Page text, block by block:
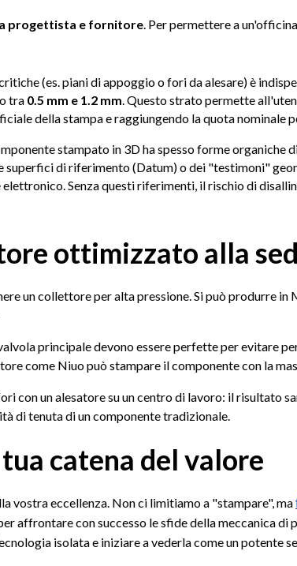
progettista e fornitore. Per permettere a
(es. piani di appoggio o fori da alesare) è
tra 0.5 mm e 1.2 mm. Questo strato permette
della stampa e raggiungendo la quota nominale
stampato in 3D ha spesso forme organiche
superfici di riferimento (Datum) o dei "testimoni"
Senza questi riferimenti, il rischio di
ottimizzato alla
un collettore per alta pressione. Si può produrre in
principale devono essere perfette per evitare
come Niuo può stampare il componente con la
con un alesatore su un centro di lavoro: il risultato
di tenuta di un componente tradizionale.
catena del valore
vostra eccellenza. Non ci limitiamo a "stampare", ma
affrontare con successo le sfide della meccanica
isolata e iniziare a vederla come un potente